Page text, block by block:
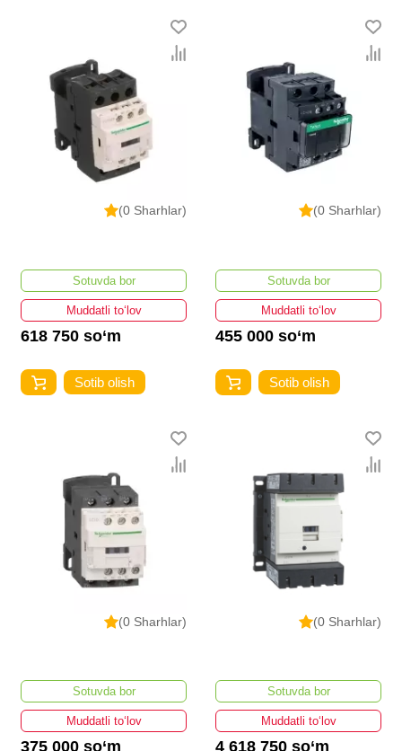
(0 Sharhlar)
Sotuvda bor
Muddatli to‘lov
618 750 so‘m
Sotib olish
(0 Sharhlar)
Sotuvda bor
Muddatli to‘lov
455 000 so‘m
Sotib olish
(0 Sharhlar)
Sotuvda bor
Muddatli to‘lov
375 000 so‘m
(0 Sharhlar)
Sotuvda bor
Muddatli to‘lov
4 618 750 so‘m